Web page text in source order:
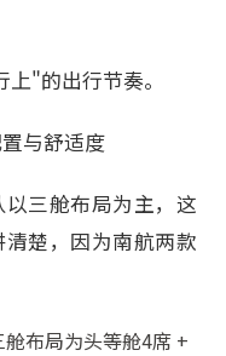
"的出行节奏。
与舒适度
以三舱布局为主，这
楚，因为南航两款
布局为头等舱4席 +